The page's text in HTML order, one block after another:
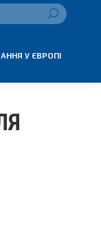
У ЄВРОПІ